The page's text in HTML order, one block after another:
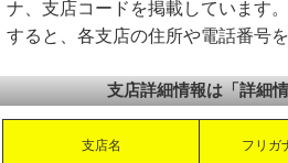
ナ、支店コードを掲載しています
すると、各支店の住所や電話番号
支店詳細情報は「詳細
支店名 フリガ